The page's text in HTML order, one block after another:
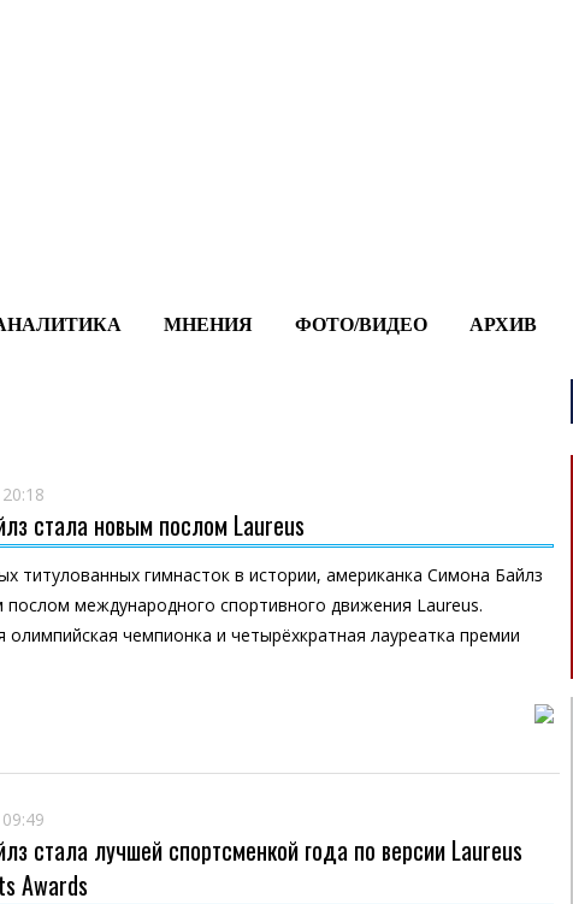
МНЕНИЯ ФОТО/ВИДЕО АРХИВ
стала новым послом Laureus
титулованных гимнасток в истории, американка Симона Байлз
послом международного спортивного движения Laureus.
олимпийская чемпионка и четырёхкратная лауреатка премии
стала лучшей спортсменкой года по версии Laureus
Awards